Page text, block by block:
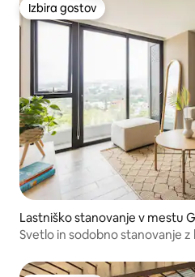
Izbira gostov
Izbira gostov
Lastniško stanovanje v mestu
y
Svetlo in sodobno stanovanje